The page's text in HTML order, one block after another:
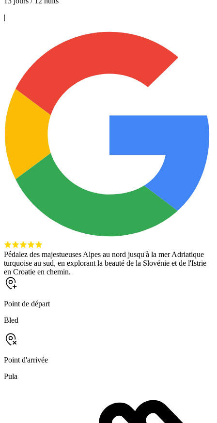
|
Pédalez des majestueuses Alpes au nord jusqu'à la mer Adriatique
turquoise au sud, en explorant la beauté de la Slovénie et de l'Istrie
en Croatie en chemin.
Point de départ
Bled
Point d'arrivée
Pula